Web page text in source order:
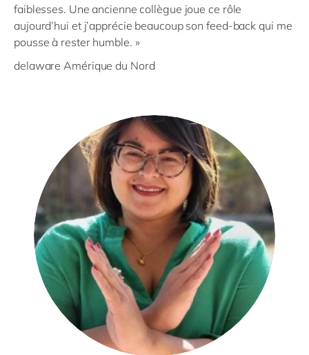
faiblesses. Une ancienne collègue joue ce rôle
aujourd’hui et j’apprécie beaucoup son feed-back qui me
pousse à rester humble. »
delaware Amérique du Nord